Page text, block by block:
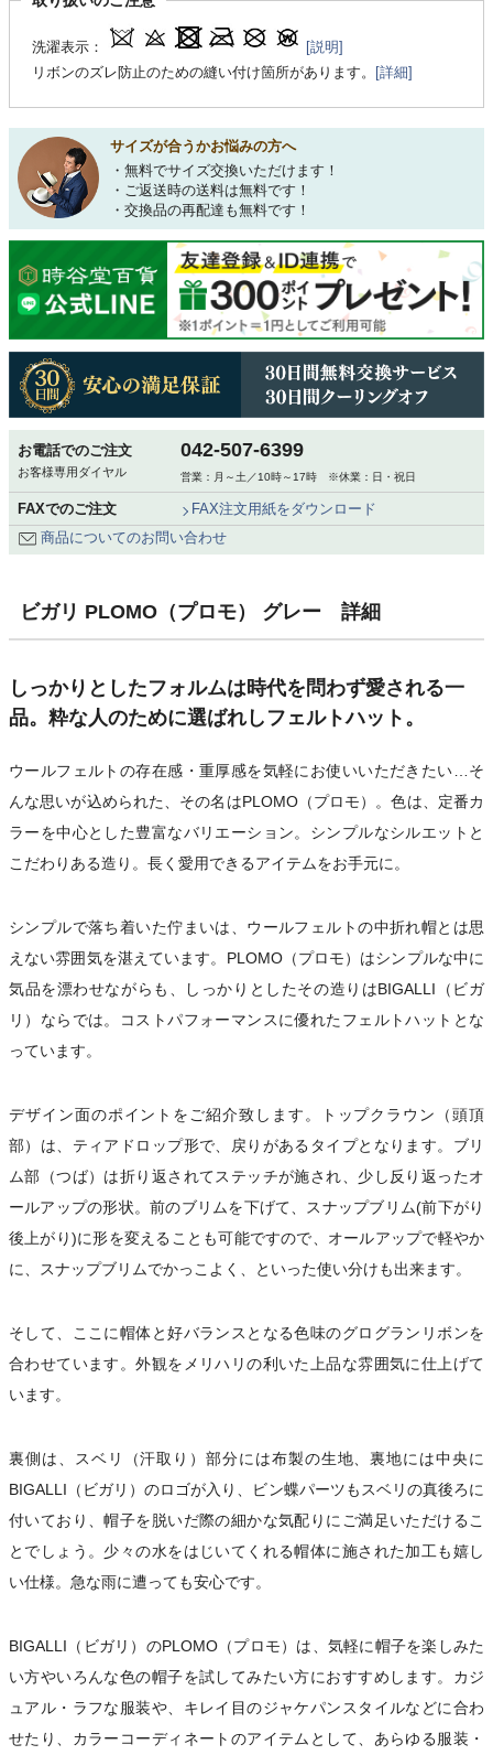
洗濯表示：
[説明]
リボンのズレ防止のための縫い付け箇所があります。
[詳細]
サイズが合うかお悩みの方へ
・無料でサイズ交換いただけます！
・ご返送時の送料は無料です！
・交換品の再配達も無料です！
お電話でのご注文
お客様専用ダイヤル
042-507-6399
営業：月～土／10時～17時 ※休業：日・祝日
FAXでのご注文
FAX注文用紙をダウンロード
商品についてのお問い合わせ
ビガリ PLOMO（プロモ） グレー 詳細
しっかりとしたフォルムは時代を問わず愛される一
品。粋な人のために選ばれしフェルトハット。
ウールフェルトの存在感・重厚感を気軽にお使いいただきたい…そ
んな思いが込められた、その名はPLOMO（プロモ）。色は、定番カ
ラーを中心とした豊富なバリエーション。シンプルなシルエットと
こだわりある造り。長く愛用できるアイテムをお手元に。
シンプルで落ち着いた佇まいは、ウールフェルトの中折れ帽とは思
えない雰囲気を湛えています。PLOMO（プロモ）はシンプルな中に
気品を漂わせながらも、しっかりとしたその造りはBIGALLI（ビガ
リ）ならでは。コストパフォーマンスに優れたフェルトハットとな
っています。
デザイン面のポイントをご紹介致します。トップクラウン（頭頂
部）は、ティアドロップ形で、戻りがあるタイプとなります。ブリ
ム部（つば）は折り返されてステッチが施され、少し反り返ったオ
ールアップの形状。前のブリムを下げて、スナップブリム(前下がり
後上がり)に形を変えることも可能ですので、オールアップで軽やか
に、スナップブリムでかっこよく、といった使い分けも出来ます。
そして、ここに帽体と好バランスとなる色味のグログランリボンを
合わせています。外観をメリハリの利いた上品な雰囲気に仕上げて
います。
裏側は、スベリ（汗取り）部分には布製の生地、裏地には中央に
BIGALLI（ビガリ）のロゴが入り、ビン蝶パーツもスベリの真後ろに
付いており、帽子を脱いだ際の細かな気配りにご満足いただけるこ
とでしょう。少々の水をはじいてくれる帽体に施された加工も嬉し
い仕様。急な雨に遭っても安心です。
BIGALLI（ビガリ）のPLOMO（プロモ）は、気軽に帽子を楽しみた
い方やいろんな色の帽子を試してみたい方におすすめします。カジ
ュアル・ラフな服装や、キレイ目のジャケパンスタイルなどに合わ
せたり、カラーコーディネートのアイテムとして、あらゆる服装・